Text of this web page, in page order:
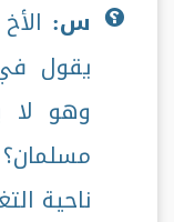
س:
يقول
وهو لا
ناحية